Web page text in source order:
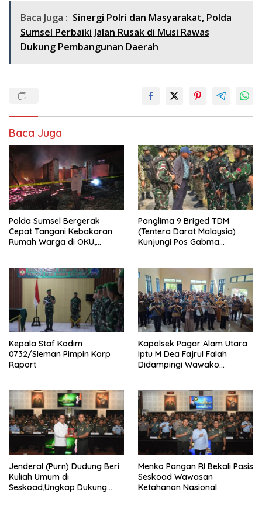
Baca Juga : Sinergi Polri dan Masyarakat, Polda
Sumsel Perbaiki Jalan Rusak di Musi Rawas
Dukung Pembangunan Daerah
Baca Juga
Polda Sumsel Bergerak
Cepat Tangani Kebakaran
Rumah Warga di OKU,
Panglima 9 Briged TDM
(Tentera Darat Malaysia)
Kunjungi Pos Gabma
Kepala Staf Kodim
0732/Sleman Pimpin Korp
Raport
Kapolsek Pagar Alam Utara
Iptu M Dea Fajrul Falah
Didampingi Wawako
Jenderal (Purn) Dudung Beri
Kuliah Umum di
Seskoad,Ungkap Dukung
Menko Pangan RI Bekali Pasis
Seskoad Wawasan
Ketahanan Nasional